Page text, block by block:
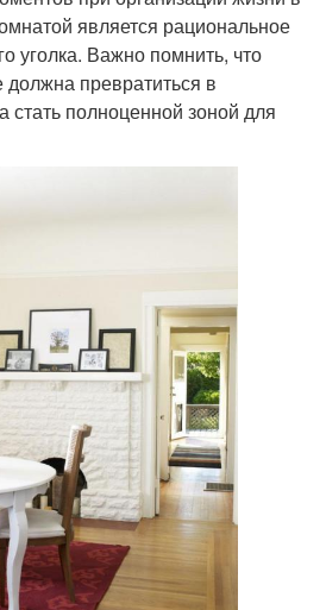
является рациональное
уголка. Важно помнить, что
превратиться в
стать полноценной зоной для